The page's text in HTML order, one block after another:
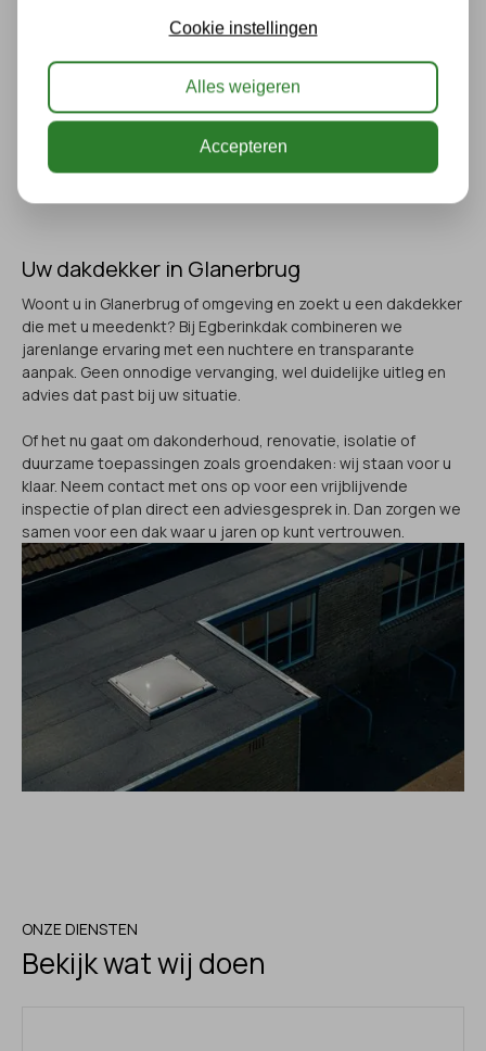
Uw dakdekker in Glanerbrug
Woont u in Glanerbrug of omgeving en zoekt u een dakdekker
die met u meedenkt? Bij Egberinkdak combineren we
jarenlange ervaring met een nuchtere en transparante
aanpak. Geen onnodige vervanging, wel duidelijke uitleg en
advies dat past bij uw situatie.
Of het nu gaat om dakonderhoud, renovatie, isolatie of
duurzame toepassingen zoals groendaken: wij staan voor u
klaar. Neem contact met ons op voor een vrijblijvende
inspectie of plan direct een adviesgesprek in. Dan zorgen we
samen voor een dak waar u jaren op kunt vertrouwen.
ONZE DIENSTEN
Bekijk wat wij doen
Cookie instellingen
Alles weigeren
Accepteren